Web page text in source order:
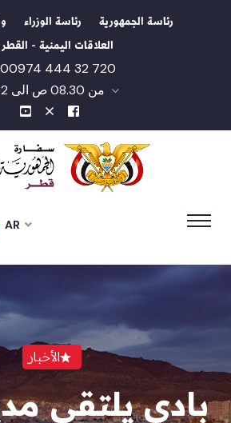
رئاسة الجمهورية رئاسة الوزراء
العلاقات اليمنية -
444 32 720
من 08.30 ص الى 02 م
AR
الأخبار
بادي يلتقي